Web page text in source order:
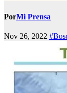
PorMi Prensa
Nov 26, 2022